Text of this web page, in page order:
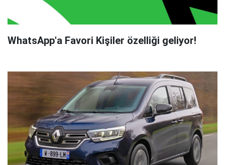
WhatsApp'a Favori Kişiler özelliği geliyor!